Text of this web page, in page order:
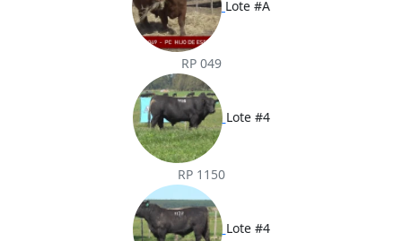
Lote #A
RP 049
Lote #4
RP 1150
Lote #4